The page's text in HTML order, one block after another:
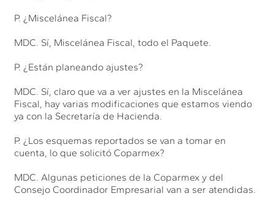
P. ¿Miscelánea Fiscal?
MDC. Sí, Miscelánea Fiscal, todo el Paquete.
P. ¿Están planeando ajustes?
MDC. Sí, claro que va a ver ajustes en la Miscelánea
Fiscal, hay varias modificaciones que estamos viendo
ya con la Secretaría de Hacienda.
P. ¿Los esquemas reportados se van a tomar en
cuenta, lo que solicitó Coparmex?
MDC. Algunas peticiones de la Coparmex y del
Consejo Coordinador Empresarial van a ser atendidas.